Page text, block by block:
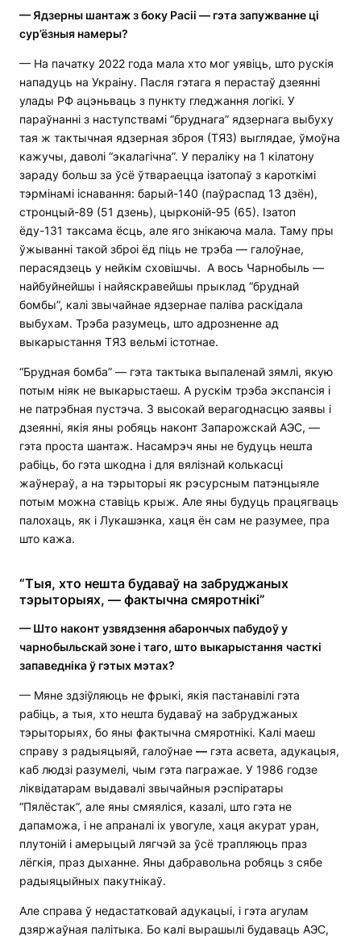
— Ядзерны шантаж з боку Расіі — гэта запужванне ці
сур’ёзныя намеры?
— На пачатку 2022 года мала хто мог уявіць, што рускія
нападуць на Украіну. Пасля гэтага я перастаў дзеянні
улады РФ ацэньваць з пункту гледжання логікі. У
параўнанні з наступствамі “бруднага” ядзернага выбуху
тая ж тактычная ядзерная зброя (ТЯЗ) выглядае, ўмоўна
кажучы, даволі “экалагічна”. У пераліку на 1 кілатону
зараду больш за ўсё ўтвараецца ізатопаў з кароткімі
тэрмінамі існавання: барый-140 (паўраспад 13 дзён),
стронцый-89 (51 дзень), цырконій-95 (65). Ізатоп
ёду-131 таксама ёсць, але яго знікаюча мала. Таму пры
ўжыванні такой зброі ёд піць не трэба — галоўнае,
перасядзець у нейкім сховішчы. А вось Чарнобыль —
найбуйнейшы і найяскравейшы прыклад “бруднай
бомбы”, калі звычайнае ядзернае паліва раскідала
выбухам. Трэба разумець, што адрозненне ад
выкарыстання ТЯЗ вельмі істотнае.
“Брудная бомба” — гэта тактыка выпаленай зямлі, якую
потым ніяк не выкарыстаеш. А рускім трэба экспансія і
не патрэбная пустэча. З высокай верагоднасцю заявы і
дзеянні, якія яны робяць наконт Запарожскай АЭС, —
гэта проста шантаж. Насамрэч яны не будуць нешта
рабіць, бо гэта шкодна і для вялізнай колькасці
жаўнераў, а на тэрыторыі як рэсурсным патэнцыяле
потым можна ставіць крыж. Але яны будуць працягваць
палохаць, як і Лукашэнка, хаця ён сам не разумее, пра
што кажа.
“Тыя, хто нешта будаваў на забруджаных
тэрыторыях, — фактычна смяротнікі”
— Што наконт узвядзення абарончых пабудоў у
чарнобыльскай зоне і таго, што выкарыстання часткі
запаведніка ў гэтых мэтах?
— Мяне здзіўляюць не фрыкі, якія пастанавілі гэта
рабіць, а тыя, хто нешта будаваў на забруджаных
тэрыторыях, бо яны фактычна смяротнікі. Калі маеш
справу з радыяцыяй, галоўнае — гэта асвета, адукацыя,
каб людзі разумелі, чым гэта пагражае. У 1986 годзе
ліквідатарам выдавалі звычайныя рэспіратары
“Пялёстак”, але яны смяяліся, казалі, што гэта не
дапаможа, і не апраналі іх увогуле, хаця акурат уран,
плутоній і амерыцый лягчэй за ўсё трапляюць праз
лёгкія, праз дыханне. Яны дабравольна робяць з сябе
радыяцыйных пакутнікаў.
Але справа ў недастатковай адукацыі, і гэта агулам
дзяржаўная палітыка. Бо калі вырашылі будаваць АЭС,